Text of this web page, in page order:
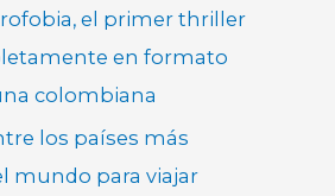
el primer thriller
en formato
colombiana
los países más
mundo para viajar